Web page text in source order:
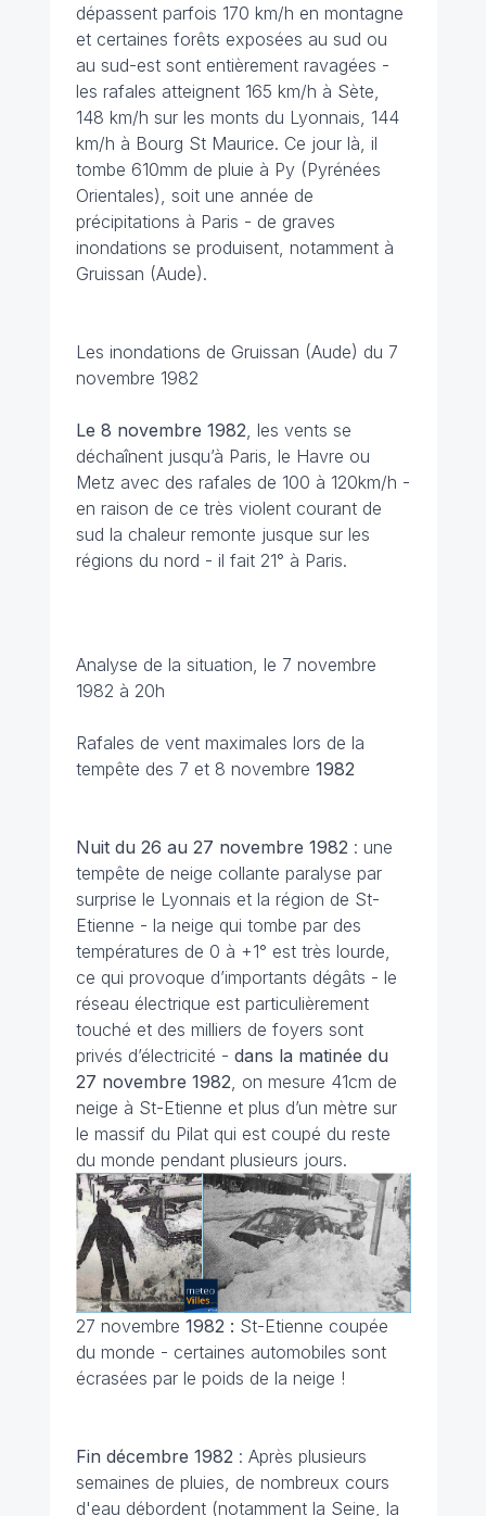
dépassent parfois 170 km/h en montagne
et certaines forêts exposées au sud ou
au sud-est sont entièrement ravagées -
les rafales atteignent 165 km/h à Sète,
148 km/h sur les monts du Lyonnais, 144
km/h à Bourg St Maurice. Ce jour là, il
tombe 610mm de pluie à Py (Pyrénées
Orientales), soit une année de
précipitations à Paris - de graves
inondations se produisent, notamment à
Gruissan (Aude).
Les inondations de Gruissan (Aude) du 7
novembre 1982
Le 8 novembre 1982 , les vents se
déchaînent jusqu’à Paris, le Havre ou
Metz avec des rafales de 100 à 120km/h -
en raison de ce très violent courant de
sud la chaleur remonte jusque sur les
régions du nord - il fait 21° à Paris.
Analyse de la situation, le 7 novembre
1982 à 20h
Rafales de vent maximales lors de la
tempête des 7 et 8 novembre 1982
Nuit du 26 au 27 novembre 1982 : une
tempête de neige collante paralyse par
surprise le Lyonnais et la région de St-
Etienne - la neige qui tombe par des
températures de 0 à +1° est très lourde,
ce qui provoque d’importants dégâts - le
réseau électrique est particulièrement
touché et des milliers de foyers sont
privés d’électricité - dans la matinée du
27 novembre 1982 , on mesure 41cm de
neige à St-Etienne et plus d’un mètre sur
le massif du Pilat qui est coupé du reste
du monde pendant plusieurs jours.
27 novembre 1982 : St-Etienne coupée
du monde - certaines automobiles sont
écrasées par le poids de la neige !
Fin décembre 1982 : Après plusieurs
semaines de pluies, de nombreux cours
d'eau débordent (notamment la Seine, la